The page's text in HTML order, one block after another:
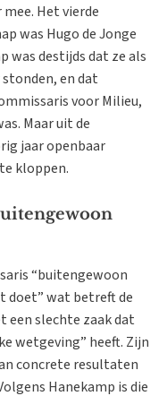
Het vierde
was Hugo de Jonge
was destijds dat ze als
en dat
voor Milieu,
Maar uit de
jaar openbaar
kloppen.
“buitengewoon
doet” wat betreft de
slechte zaak dat
wetgeving” heeft. Zijn
concrete resultaten
Hanekamp is die